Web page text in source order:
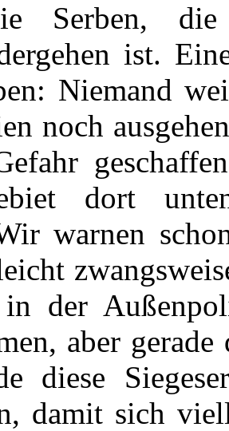
Serben,
ist.
Niemand
noch
dort
warnen
der
aber
diese
damit sich